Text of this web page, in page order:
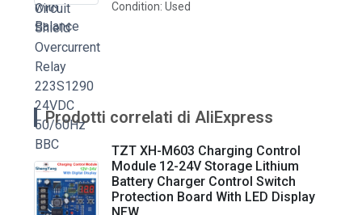
Condition: Used
Prodotti correlati di AliExpress
TZT XH-M603 Charging Control
Module 12-24V Storage Lithium
Battery Charger Control Switch
Protection Board With LED Display